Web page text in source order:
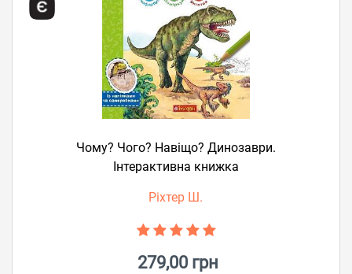
Чому? Чого? Навіщо? Динозаври.
Інтерактивна книжка
Ріхтер Ш.
279,00 грн